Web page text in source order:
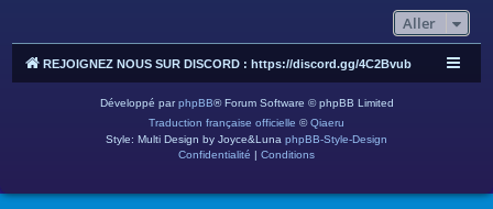
r
Aller
REJOIGNEZ NOUS SUR DISCORD : https://discord.gg/4C2Bvub
Développé parphpBB® Forum Software © phpBB Limited
Traduction française officielle ©Qiaeru
Style: Multi Design by Joyce&Luna phpBB-Style-Design
Confidentialité
Conditions